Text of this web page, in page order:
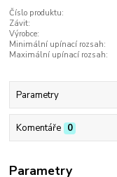
Číslo produktu:
Závit:
Výrobce:
Minimální upínací rozsah:
Maximální upínací rozsah:
Parametry
Komentáře 0
Parametry